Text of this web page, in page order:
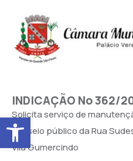
Abrir a barra de ferramentas
INDICAÇÃO No 362/
Solicita serviço de
passeio público da Rua
Vila Gumercindo